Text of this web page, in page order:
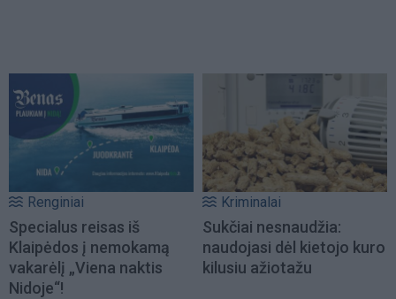
Renginiai
Specialus reisas iš
Klaipėdos į nemokamą
vakarėlį „Viena naktis
Nidoje“!
Kriminalai
Sukčiai nesnaudžia:
naudojasi dėl kietojo kuro
kilusiu ažiotažu